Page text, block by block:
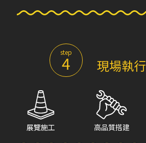
step
4 現場執行
展覽施工 高品質搭建